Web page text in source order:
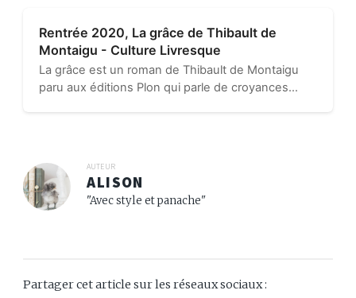
Rentrée 2020, La grâce de Thibault de
Montaigu - Culture Livresque
La grâce est un roman de Thibault de Montaigu
paru aux éditions Plon qui parle de croyances
AUTEUR
ALISON
"Avec style et panache"
Partager cet article sur les réseaux sociaux :